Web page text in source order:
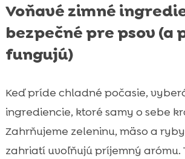
Voňavé zimné
bezpečné pre psov (a
fungujú)
Keď príde chladné počasie,
ingrediencie, ktoré samy o sebe
Zahrňujeme zeleninu, mäso a
zahriatí uvoľňujú príjemný arómu.